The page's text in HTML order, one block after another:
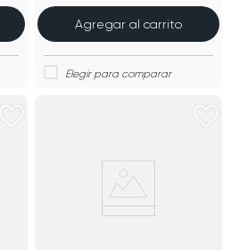
Agregar al carrito